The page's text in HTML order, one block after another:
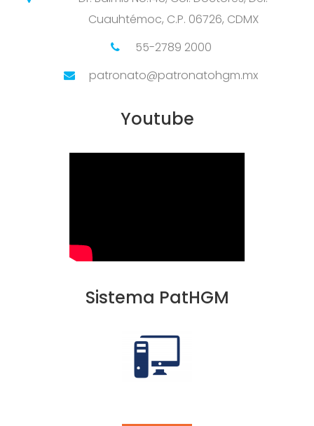
Cuauhtémoc, C.P. 06726, CDMX
55-2789 2000
patronato@patronatohgm.mx
Youtube
Sistema PatHGM